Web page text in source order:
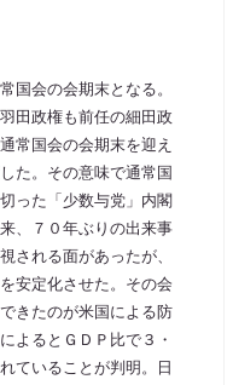
国会の会期末となる。
田政権も前任の細田政
常国会の会期末を迎え
た。その意味で通常国
った「少数与党」内閣
、７０年ぶりの出来事
される面があったが、
安定化させた。その会
きたのが米国による防
よるとＧＤＰ比で３・
ていることが判明。日